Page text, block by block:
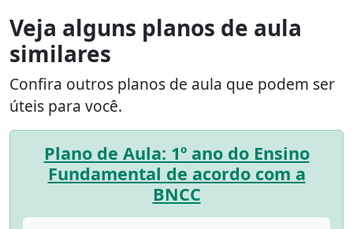
Veja alguns planos de aula
similares
Confira outros planos de aula que podem ser
úteis para você.
Plano de Aula: 1º ano do Ensino
Fundamental de acordo com a
BNCC